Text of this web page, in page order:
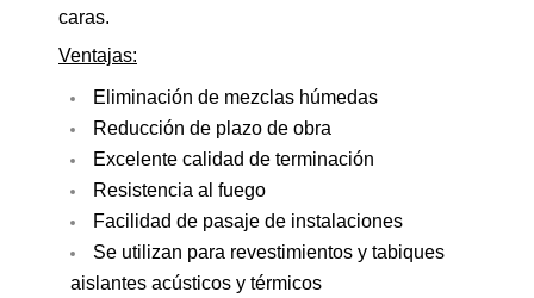
caras.
Ventajas:
Eliminación de mezclas húmedas
Reducción de plazo de obra
Excelente calidad de terminación
Resistencia al fuego
Facilidad de pasaje de instalaciones
Se utilizan para revestimientos y tabiques
aislantes acústicos y térmicos